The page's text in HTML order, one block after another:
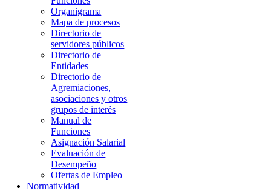
Organigrama
Mapa de procesos
Directorio de
servidores públicos
Directorio de
Entidades
Directorio de
Agremiaciones,
asociaciones y otros
grupos de interés
Manual de
Funciones
Asignación Salarial
Evaluación de
Desempeño
Ofertas de Empleo
Normatividad